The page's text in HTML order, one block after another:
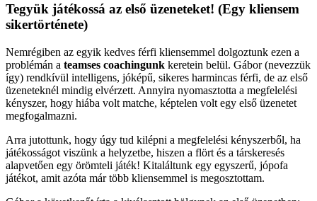
Tegyük játékossá az első üzeneteket! (Egy kliensem
sikertörténete)
Nemrégiben az egyik kedves férfi kliensemmel dolgoztunk ezen a
problémán a teamses coachingunk keretein belül. Gábor (nevezzük
így) rendkívül intelligens, jóképű, sikeres harmincas férfi, de az első
üzeneteknél mindig elvérzett. Annyira nyomasztotta a megfelelési
kényszer, hogy hiába volt matche, képtelen volt egy első üzenetet
megfogalmazni.
Arra jutottunk, hogy úgy tud kilépni a megfelelési kényszerből, ha
játékosságot viszünk a helyzetbe, hiszen a flört és a társkeresés
alapvetően egy örömteli játék! Kitaláltunk egy egyszerű, jópofa
játékot, amit azóta már több kliensemmel is megosztottam.